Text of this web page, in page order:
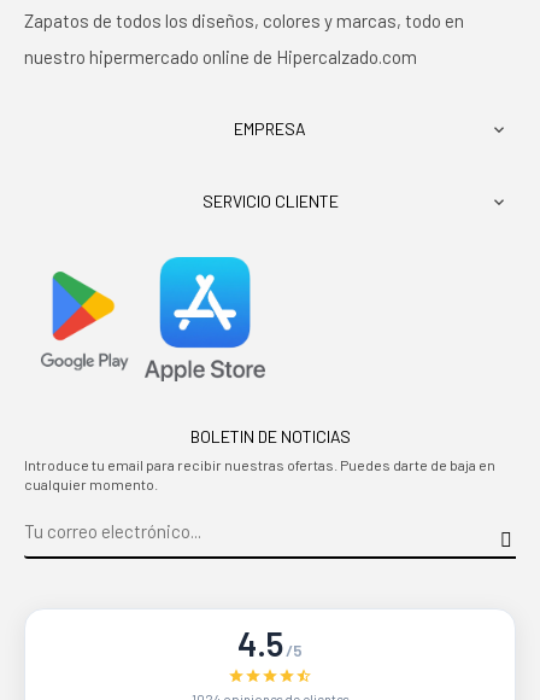
Zapatos de todos los diseños, colores y marcas, todo en
nuestro hipermercado online de Hipercalzado.com
EMPRESA 
SERVICIO CLIENTE 
BOLETIN DE NOTICIAS
Introduce tu email para recibir nuestras ofertas. Puedes darte de baja en
cualquier momento.
4.5/5